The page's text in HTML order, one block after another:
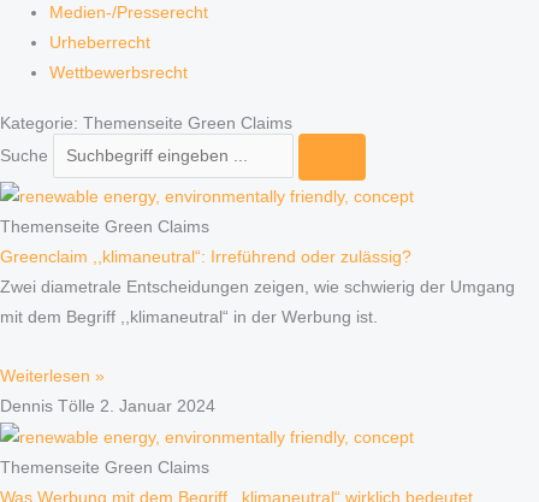
Medien-/Presserecht
Urheberrecht
Wettbewerbsrecht
Kategorie: Themenseite Green Claims
Suche
Themenseite Green Claims
Greenclaim ,,klimaneutral“: Irreführend oder zulässig?
Zwei diametrale Entscheidungen zeigen, wie schwierig der Umgang
mit dem Begriff ,,klimaneutral“ in der Werbung ist.
Weiterlesen »
Dennis Tölle 2. Januar 2024
Themenseite Green Claims
Was Werbung mit dem Begriff ,,klimaneutral“ wirklich bedeutet